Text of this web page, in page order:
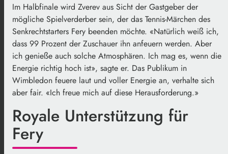
Im Halbfinale wird Zverev aus Sicht der Gastgeber der
mögliche Spielverderber sein, der das Tennis-Märchen des
Senkrechtstarters Fery beenden möchte. «Natürlich weiß ich,
dass 99 Prozent der Zuschauer ihn anfeuern werden. Aber
ich genieße auch solche Atmosphären. Ich mag es, wenn die
Energie richtig hoch ist», sagte er. Das Publikum in
Wimbledon feuere laut und voller Energie an, verhalte sich
aber fair. «Ich freue mich auf diese Herausforderung.»
Royale Unterstützung für
Fery